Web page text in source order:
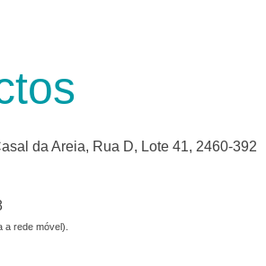
da Areia, Rua D, Lote 41, 2460-392
a rede móvel).